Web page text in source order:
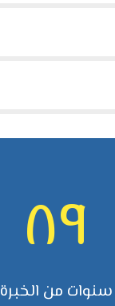
٨٩
سنوات من الخبرة